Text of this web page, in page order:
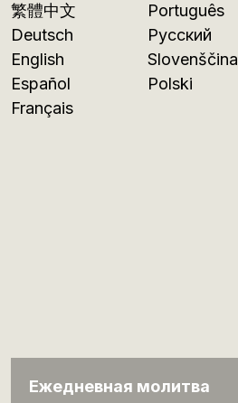
繁體中文
Deutsch
English
Español
Français
Português
Русский
Slovenščina
Polski
Ежедневная молитва